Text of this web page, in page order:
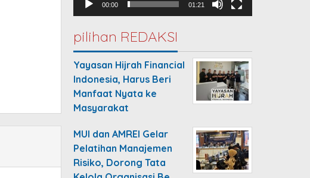
00:00 01:21
pilihan REDAKSI
Yayasan Hijrah Financial
Indonesia, Harus Beri
Manfaat Nyata ke
Masyarakat
MUI dan AMREI Gelar
Pelatihan Manajemen
Risiko, Dorong Tata